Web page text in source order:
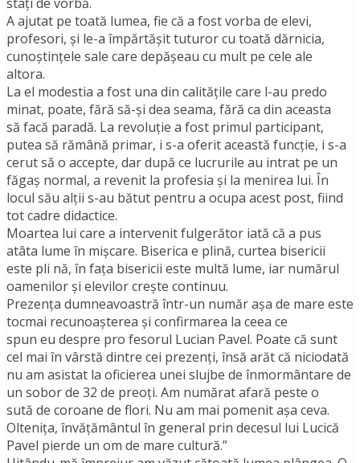
A ajutat pe toată lumea, fie că a fost vorba de elevi,
profesori, şi le-a împărtăşit tuturor cu toată dărnicia,
cunoştinţele sale care depăşeau cu mult pe cele ale
altora.
La el modestia a fost una din calităţile care l-au predo
minat, poate, fără să-şi dea seama, fără ca din aceasta
să facă paradă. La revoluţie a fost primul participant,
putea să rămână primar, i s-a oferit această funcţie, i s-a
cerut să o accepte, dar după ce lucrurile au intrat pe un
făgaş normal, a revenit la profesia şi la menirea lui. În
locul său alţii s-au bătut pentru a ocupa acest post, fiind
tot cadre didactice.
Moartea lui care a intervenit fulgerător iată că a pus
atâta lume în mișcare. Biserica e plină, curtea bisericii
este pli nă, în faţa bisericii este multă lume, iar numărul
oamenilor şi elevilor creşte continuu.
Prezenţa dumneavoastră într-un număr aşa de mare este
tocmai recunoaşterea şi confirmarea la ceea ce
spun eu despre pro fesorul Lucian Pavel. Poate că sunt
cel mai în vârstă dintre cei prezenţi, însă arăt că niciodată
nu am asistat la oficierea unei slujbe de înmormântare de
un sobor de 32 de preoţi. Am numărat afară peste o
sută de coroane de flori. Nu am mai pomenit aşa ceva.
Olteniţa, învăţământul în general prin decesul lui Lucică
Pavel pierde un om de mare cultură.”